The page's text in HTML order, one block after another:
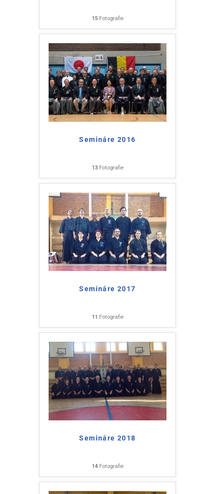
15Fotografie
Semináre 2016
13Fotografie
Semináre 2017
11 Fotografie
Semináre 2018
14Fotografie